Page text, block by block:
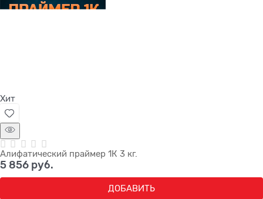
Хит
Алифатический праймер 1К 3 кг.
5 856 руб.
ДОБАВИТЬ